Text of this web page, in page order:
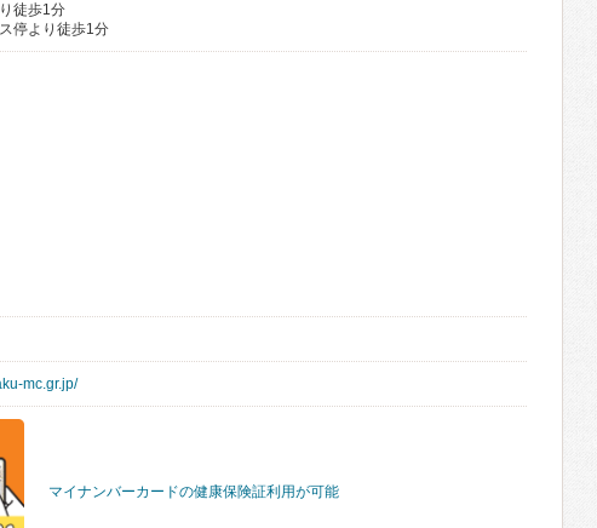
徒歩1分
停より徒歩1分
mc.gr.jp/
マイナンバーカードの健康保険証利用が可能